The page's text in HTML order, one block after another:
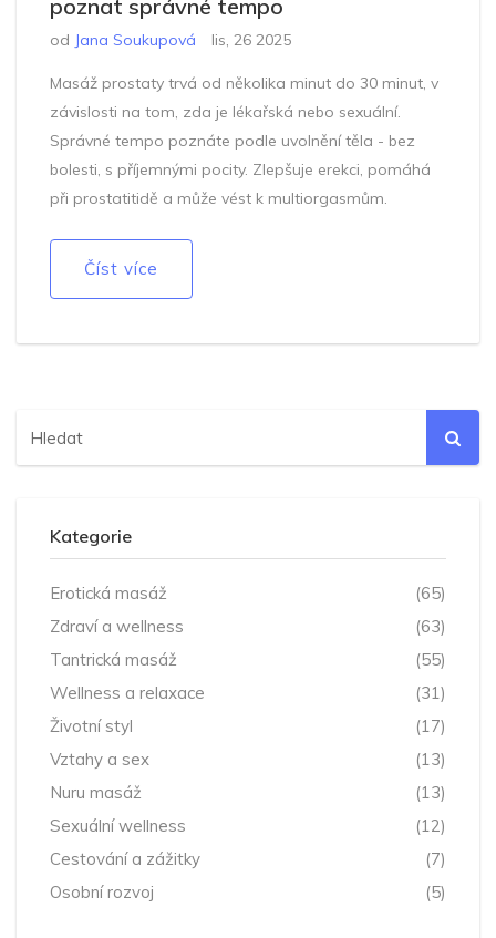
poznat správné tempo
od Jana Soukupová lis, 26 2025
Masáž prostaty trvá od několika minut do 30 minut, v
závislosti na tom, zda je lékařská nebo sexuální.
Správné tempo poznáte podle uvolnění těla - bez
bolesti, s příjemnými pocity. Zlepšuje erekci, pomáhá
při prostatitidě a může vést k multiorgasmům.
Číst více
Kategorie
Erotická masáž
(65)
Zdraví a wellness
(63)
Tantrická masáž
(55)
Wellness a relaxace
(31)
Životní styl
(17)
Vztahy a sex
(13)
Nuru masáž
(13)
Sexuální wellness
(12)
Cestování a zážitky
(7)
Osobní rozvoj
(5)